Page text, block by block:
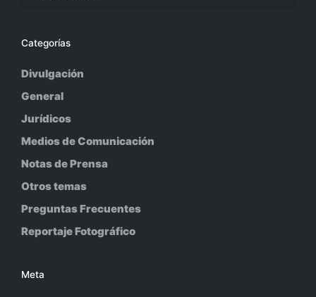
Categorías
Divulgación
General
Jurídicos
Medios de Comunicación
Notas de Prensa
Otros temas
Preguntas Frecuentes
Reportaje Fotográfico
Meta